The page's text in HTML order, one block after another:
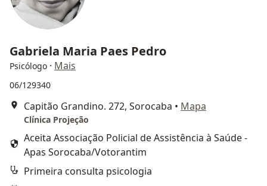
Gabriela Maria Paes Pedro
Psicólogo · Mais
06/129340
Capitão Grandino. 272, Sorocaba • Mapa
Clínica Projeção
Aceita Associação Policial de Assistência à Saúde -
Apas Sorocaba/Votorantim
Primeira consulta psicologia